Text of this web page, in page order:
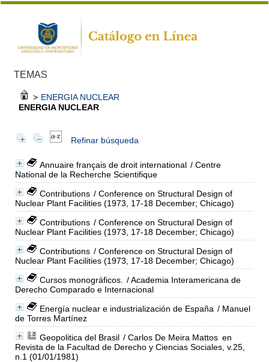
TEMAS
> ENERGIA NUCLEAR
ENERGIA NUCLEAR
Refinar búsqueda
Annuaire français de droit international / Centre
National de la Recherche Scientifique
Contributions / Conference on Structural Design of
Nuclear Plant Facilities (1973, 17-18 December; Chicago)
Contributions / Conference on Structural Design of
Nuclear Plant Facilities (1973, 17-18 December; Chicago)
Contributions / Conference on Structural Design of
Nuclear Plant Facilities (1973, 17-18 December; Chicago)
Cursos monográficos.
/ Academia Interamericana de
Derecho Comparado e Internacional
Energía nuclear e industrialización de España / Manuel
de Torres Martínez
Geopolitica del Brasil / Carlos De Meira Mattos en
Revista de la Facultad de Derecho y Ciencias Sociales, v.25,
n.1 (01/01/1981)